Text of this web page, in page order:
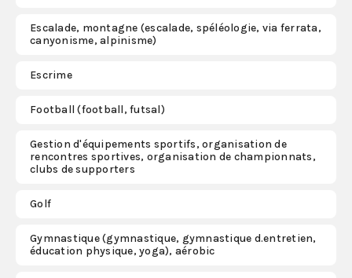
Escalade, montagne (escalade, spéléologie, via ferrata,
canyonisme, alpinisme)
Escrime
Football (football, futsal)
Gestion d'équipements sportifs, organisation de
rencontres sportives, organisation de championnats,
clubs de supporters
Golf
Gymnastique (gymnastique, gymnastique d.entretien,
éducation physique, yoga), aérobic